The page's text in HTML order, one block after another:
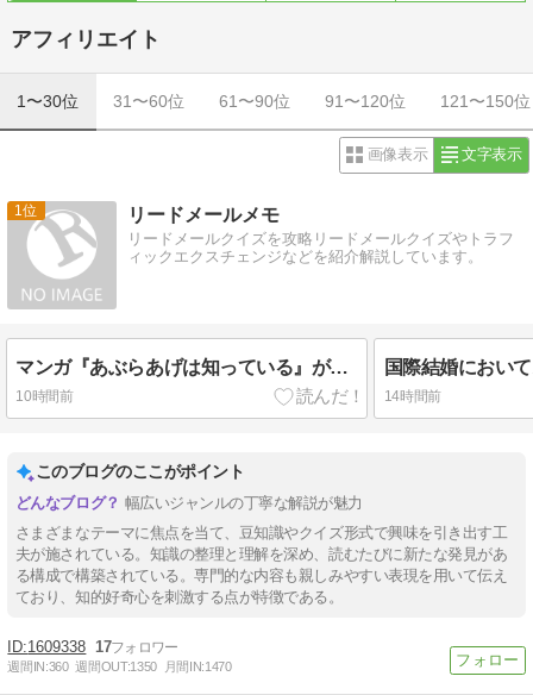
アフィリエイト
1〜30位 31〜60位 61〜90位 91〜120位 121〜150位
画像表示 文字表示
1 リードメールメモ
リードメールクイズを攻略リードメールクイズやトラフ
ィックエクスチェンジなどを紹介解説しています。
マンガ『あぶらあげは知っている』が連載されたホーム社のWEBサイトは何でしょう？
10時間前 14時間前
このブログのここがポイント
幅広いジャンルの丁寧な解説が魅力
さまざまなテーマに焦点を当て、豆知識やクイズ形式で興味を引き出す工
夫が施されている。知識の整理と理解を深め、読むたびに新たな発見があ
る構成で構築されている。専門的な内容も親しみやすい表現を用いて伝え
ており、知的好奇心を刺激する点が特徴である。
1609338 17
週間IN:360 週間OUT:1350 月間IN:1470